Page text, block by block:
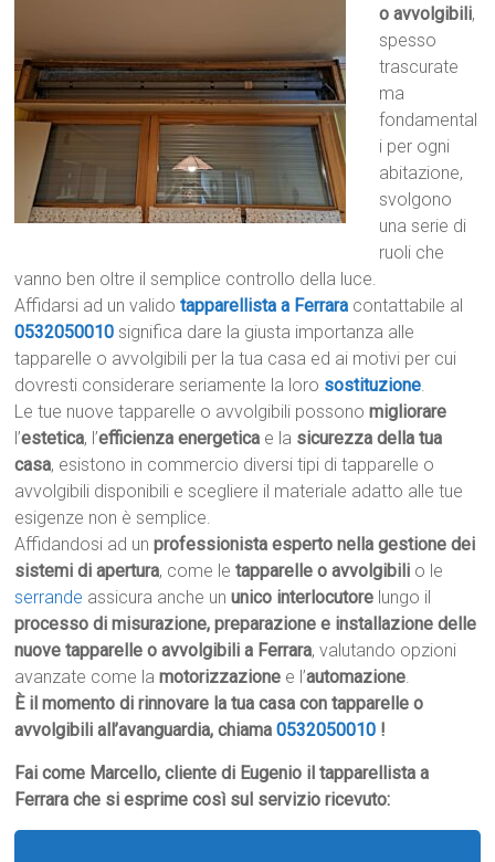
o avvolgibili,
spesso
trascurate
ma
fondamental
i per ogni
abitazione,
svolgono
una serie di
ruoli che
vanno ben oltre il semplice controllo della luce.
Affidarsi ad un validotapparellista a Ferrara contattabile al
0532050010 significa dare la giusta importanza alle
tapparelle o avvolgibili per la tua casa ed ai motivi per cui
dovresti considerare seriamente la loro sostituzione.
Le tue nuove tapparelle o avvolgibili possonomigliorare
l’estetica, l’efficienza energetica e la sicurezza della tua
casa, esistono in commercio diversi tipi di tapparelle o
avvolgibili disponibili e scegliere il materiale adatto alle tue
esigenze non è semplice.
Affidandosi ad unprofessionista esperto nella gestione dei
sistemi di apertura, come letapparelle o avvolgibili o le
serrande assicura anche ununico interlocutore lungo il
processo di misurazione, preparazione e installazione delle
nuove tapparelle o avvolgibili a Ferrara, valutando opzioni
avanzate come lamotorizzazione e l’automazione.
È il momento di rinnovare la tua casa con tapparelle o
avvolgibili all’avanguardia, chiama0532050010 !
Fai come Marcello, cliente di Eugenio il tapparellista a
Ferrara che si esprime così sul servizio ricevuto: